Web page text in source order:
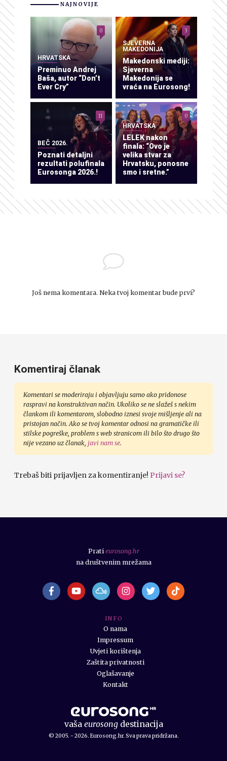
NAJNOVIJE
HRVATSKA
Preminuo Andrej
Baša, autor “Don’t
Ever Cry”
0
SJEVERNA
MAKEDONIJA
Makedonski mediji:
Sjeverna
Makedonija se
vraća na Eurosong!
3
BEČ 2026.
Poznati detaljni
rezultati polufinala
Eurosonga 2026.!
11
HRVATSKA
LELEK nakon
finala: “Ovo je
velika stvar za
Hrvatsku, ponosne
smo i sretne.”
0
Još nema komentara. Neka tvoj komentar bude prvi?
Komentiraj članak
Komentari se moderiraju i objavljuju samo ako pridonose
raspravi na konstruktivan način. Ukoliko se ne slažeš s nekim
člankom ili komentarom, slobodno iznesi svoje mišljenje ali na
pristojan način. Ako se tvoj komentar odnosi na gramatičke ili
stilske pogreške, problem s web stranicom ili bilo što drugo što
nije vezano uz članak, javi nam se.
Trebaš biti prijavljen za komentiranje! Prijavi se?
vaša eurosongdestinacija
© 2005. - 2026. Eurosong.hr. Sva prava pridržana.
I N F O
O nama
Impressum
Uvjeti korištenja
Zaštita privatnosti
Oglašavanje
Kontakt
Prati eurosong.hr
na društvenim mrežama